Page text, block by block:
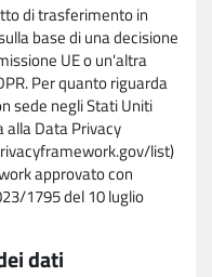
di trasferimento in
base di una decisione
UE o un'altra
Per quanto riguarda
sede negli Stati Uniti
alla Data Privacy
list)
approvato con
1795 del 10 luglio
dati